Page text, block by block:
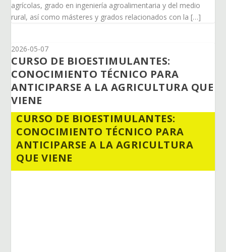
agrícolas, grado en ingeniería agroalimentaria y del medio
rural, así como másteres y grados relacionados con la […]
2026-05-07
CURSO DE BIOESTIMULANTES:
CONOCIMIENTO TÉCNICO PARA
ANTICIPARSE A LA AGRICULTURA QUE
VIENE
CURSO DE BIOESTIMULANTES:
CONOCIMIENTO TÉCNICO PARA
ANTICIPARSE A LA AGRICULTURA
QUE VIENE